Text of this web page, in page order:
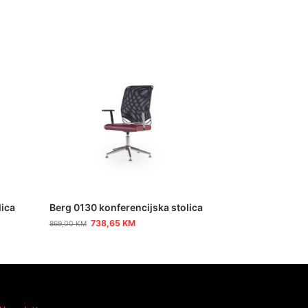
Berg 0130 konferencijska stolica
869,00KM 738,65KM